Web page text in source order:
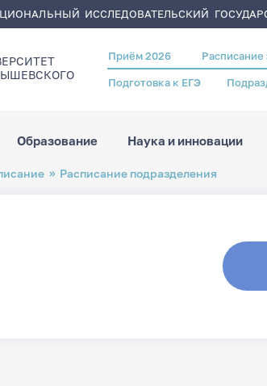
ИССЛЕДОВАТЕЛЬСКИЙ
Header
menu
Приём 2026 Расписание
Подготовка к ЕГЭ
Образование Наука и инновации
Расписание подразделения